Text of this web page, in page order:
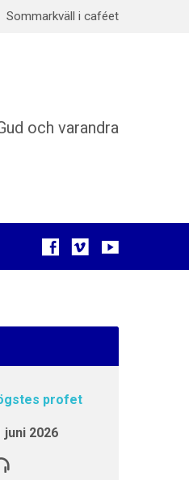
Sommarkväll i caféet
och varandra
profet
juni 2026